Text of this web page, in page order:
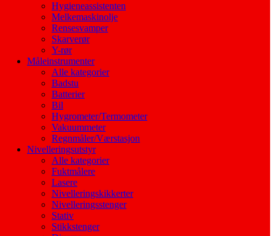
Hygieneassistenten
Melkemaskinolje
Rensesvamper
Skarverør
Y-rør
Måleinstrumenter
Alle kategorier
Badstu
Batterier
Bil
Hygrometer/Termometer
Vakuummeter
Regnmåler/Værstasjon
Nivelleringsutstyr
Alle kategorier
Fuktmålere
Lasere
Nivelleringskikkerter
Nivelleringsstenger
Stativ
Stikkstenger